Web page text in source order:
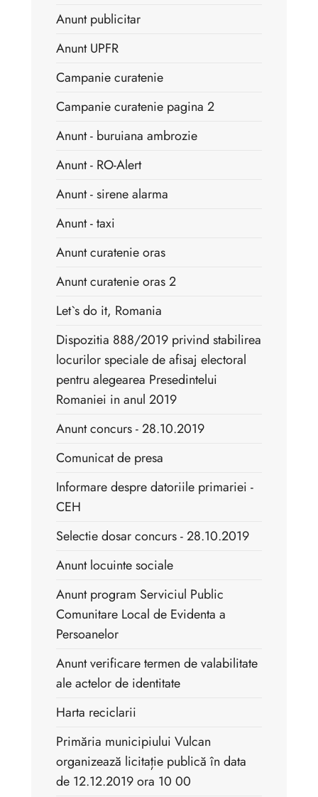
Anunt publicitar
Anunt UPFR
Campanie curatenie
Campanie curatenie pagina 2
Anunt - buruiana ambrozie
Anunt - RO-Alert
Anunt - sirene alarma
Anunt - taxi
Anunt curatenie oras
Anunt curatenie oras 2
Let`s do it, Romania
Dispozitia 888/2019 privind stabilirea
locurilor speciale de afisaj electoral
pentru alegearea Presedintelui
Romaniei in anul 2019
Anunt concurs - 28.10.2019
Comunicat de presa
Informare despre datoriile primariei -
CEH
Selectie dosar concurs - 28.10.2019
Anunt locuinte sociale
Anunt program Serviciul Public
Comunitare Local de Evidenta a
Persoanelor
Anunt verificare termen de valabilitate
ale actelor de identitate
Harta reciclarii
Primăria municipiului Vulcan
organizează licitație publică în data
de 12.12.2019 ora 10 00